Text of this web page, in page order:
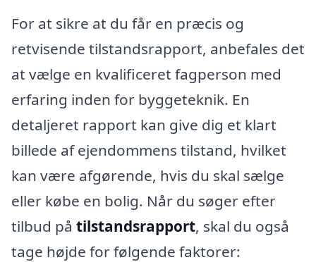
For at sikre at du får en præcis og
retvisende tilstandsrapport, anbefales det
at vælge en kvalificeret fagperson med
erfaring inden for byggeteknik. En
detaljeret rapport kan give dig et klart
billede af ejendommens tilstand, hvilket
kan være afgørende, hvis du skal sælge
eller købe en bolig. Når du søger efter
tilbud på tilstandsrapport, skal du også
tage højde for følgende faktorer: